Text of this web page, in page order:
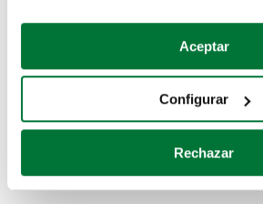
Si lo permite, también quisiéramos:
Recopilar información sobre su
Identificar su dispositivo
para buscar características
Obtenga más información sobre
Aceptar
Configurar
Rechazar
Coches de segunda mano
Coches de km0